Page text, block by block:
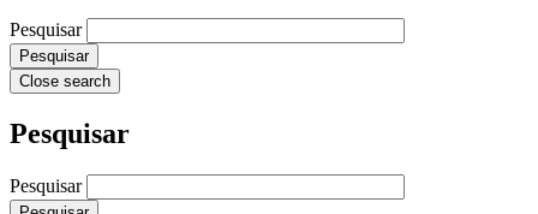
Pesquisar
Close search
Pesquisar
Pesquisar